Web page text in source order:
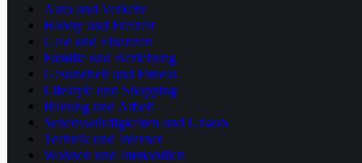
Auto und Verkehr
Hobby und Freizeit
Geld und Finanzen
Familie und Beziehung
Gesundheit und Fitness
Lifestyle und Shopping
Bildung und Arbeit
Sehenswürdigkeiten und Urlaub
Technik und Internet
Wohnen und Immobilien